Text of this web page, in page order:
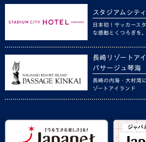
スタジアムシテ
日本初！サッカース
な感動とくつろぎを。
長崎リゾートア
パサージュ琴海
長崎の内海・大村湾
ゾートアイランド